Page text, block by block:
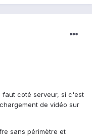
coté serveur, si c'est
de vidéo sur
sans périmètre et